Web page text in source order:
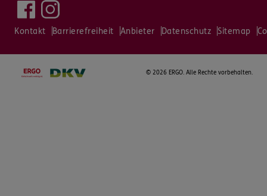
Kontakt Barrierefreiheit Anbieter Datenschutz Sitemap
© 2026 ERGO. Alle Rechte vorbehalten.